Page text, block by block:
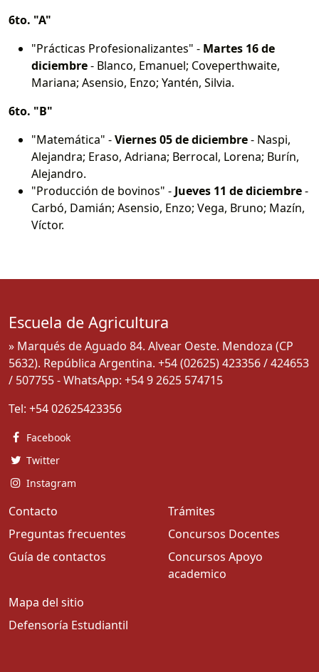
6to. "A"
"Prácticas Profesionalizantes" - Martes 16 de
diciembre- Blanco, Emanuel; Coveperthwaite,
Mariana; Asensio, Enzo; Yantén, Silvia.
6to. "B"
"Matemática" -Viernes 05 de diciembre- Naspi,
Alejandra; Eraso, Adriana; Berrocal, Lorena; Burín,
Alejandro.
"Producción de bovinos" - Jueves 11 de diciembre-
Carbó, Damián; Asensio, Enzo; Vega, Bruno; Mazín,
Víctor.
Escuela de Agricultura
» Marqués de Aguado 84. Alvear Oeste. Mendoza (CP
5632). República Argentina. +54 (02625) 423356 / 424653
/ 507755 - WhatsApp: +54 9 2625 574715
Tel: +54 02625423356
Facebook
Twitter
Instagram
Contacto
Preguntas frecuentes
Guía de contactos
Trámites
Concursos Docentes
Concursos Apoyo
academico
Mapa del sitio
Defensoría Estudiantil